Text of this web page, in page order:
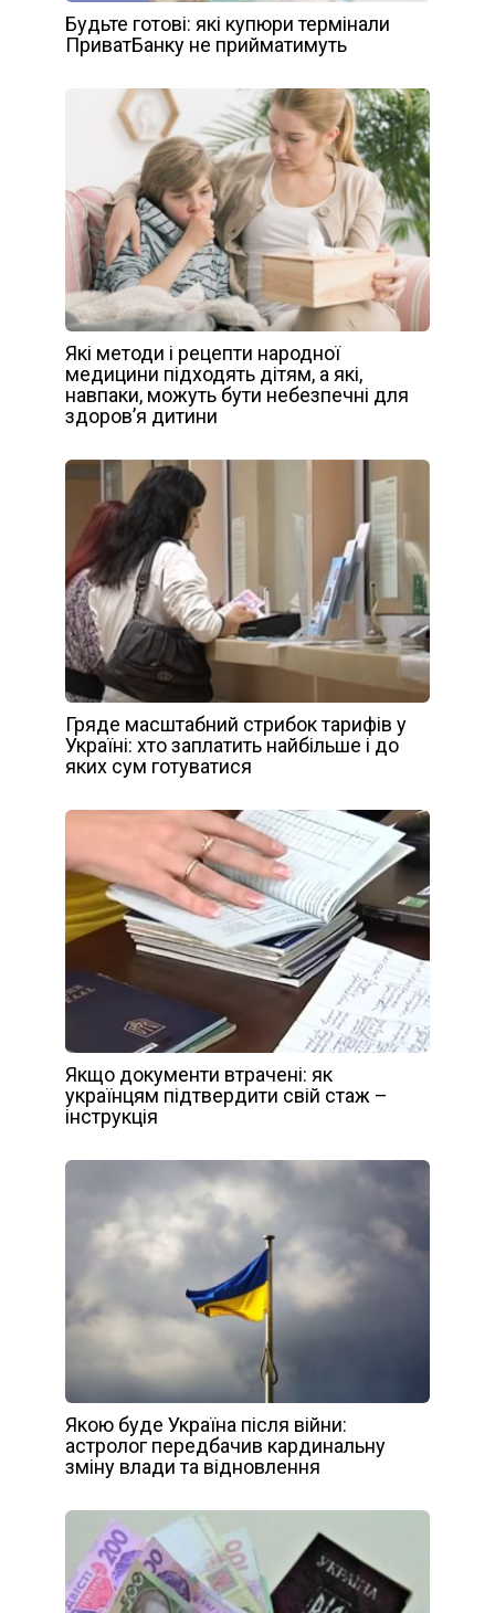
Будьте готові: які купюри термінали
ПриватБанку не прийматимуть
Які методи і рецепти народної
медицини підходять дітям, а які,
навпаки, можуть бути небезпечні для
здоров’я дитини
Гряде масштабний стрибок тарифів у
Україні: хто заплатить найбільше і до
яких сум готуватися
Якщо документи втрачені: як
українцям підтвердити свій стаж –
інструкція
Якою буде Україна після війни:
астролог передбачив кардинальну
зміну влади та відновлення